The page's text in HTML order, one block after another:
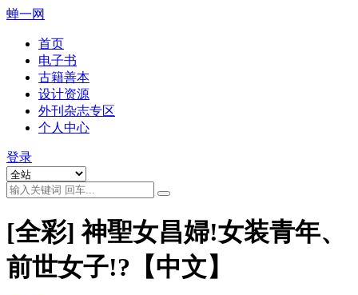
蝉一网
首页
电子书
古籍善本
设计资源
外刊杂志专区
个人中心
登录
[全彩] 神聖女昌婦!女装青年、
前世女子!?【中文】